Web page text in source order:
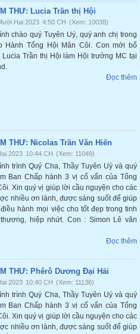
THƯ: Lucia Trần thị Hội
Hai 2023 4:50 CH (Xem: 10038)
chào quý Tuyên Uý, quý anh chị trong
Hành Tổng Hội Mân Côi. Con mới bổ
Lucia Trần thị Hội làm Hội trưởng MC tại
Đọc thêm
THƯ: Nicolas Trần Văn Hiến
2023 10:44 CH (Xem: 11049)
trình Quý Cha, Thầy Tuyên Uý và quý
Ban Chấp hành 3 vị cố vấn của Tổng
Xin quý vị giúp lời cầu nguyện cho các
nhiều ơn lành, được sáng suốt để giúp
hành mọi việc cho tốt đẹp trong tinh
hiệp nhứt. Con : Simon Lê văn
Đọc thêm
THƯ: Phêrô Dương Đại Hải
2023 10:40 CH (Xem: 11136)
trình Quý Cha, Thầy Tuyên Uý và quý
Ban Chấp hành 3 vị cố vấn của Tổng
Xin quý vị giúp lời cầu nguyện cho các
nhiều ơn lành, được sáng suốt để giúp